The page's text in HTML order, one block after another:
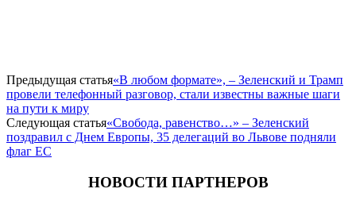
Предыдущая статья«В любом формате», – Зеленский и Трамп
провели телефонный разговор, стали известны важные шаги
на пути к миру
Следующая статья«Свобода, равенство…» – Зеленский
поздравил с Днем Европы, 35 делегаций во Львове подняли
флаг ЕС
НОВОСТИ ПАРТНЕРОВ